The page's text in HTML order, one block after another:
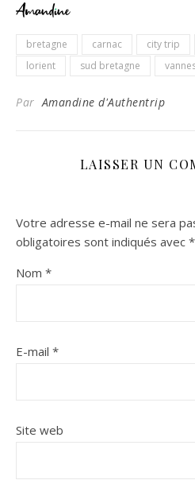
bretagne carnac city trip
lorient
sud bretagne
Par Amandine d'Authentrip
LAISSER UN
Votre adresse e-mail ne sera
obligatoires sont indiqués avec *
Nom *
E-mail *
Site web